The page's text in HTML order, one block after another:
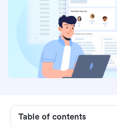
Table of contents
banco de dados
Módulos principais de
sistema de gestão
Fundamentos: esquema
sistema de gestão
Armadilhas comuns: